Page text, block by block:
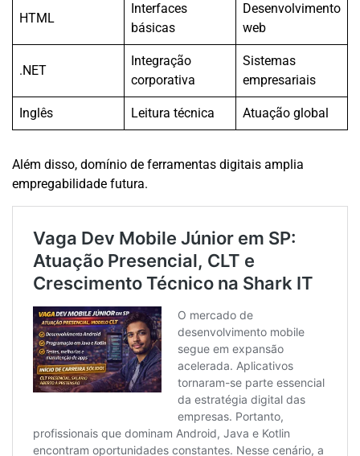
HTML
Interfaces
básicas
Desenvolvimento
web
.NET
Integração
corporativa
Sistemas
empresariais
Inglês Leitura técnica Atuação global
Além disso, domínio de ferramentas digitais amplia
empregabilidade futura.